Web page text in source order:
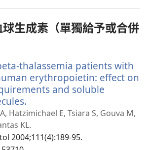
窗）
生成素（單獨給予或合併
thalassemia patients with
erythropoietin: effect on
and soluble
啟
新
視
Hatzimichael E, Tsiara S, Gouva M,
KL.
2004;111(4):189-95.